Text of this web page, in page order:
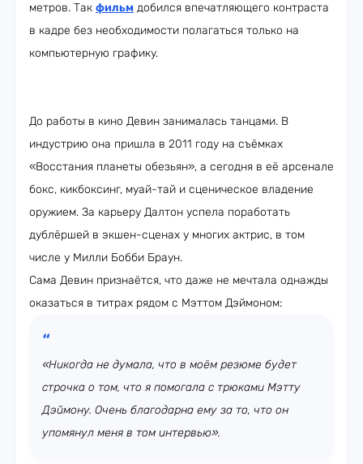
метров. Так фильм добился впечатляющего контраста
в кадре без необходимости полагаться только на
компьютерную графику.
До работы в кино Девин занималась танцами. В
индустрию она пришла в 2011 году на съёмках
«Восстания планеты обезьян», а сегодня в её арсенале
бокс, кикбоксинг, муай-тай и сценическое владение
оружием. За карьеру Далтон успела поработать
дублёршей в экшен-сценах у многих актрис, в том
числе у Милли Бобби Браун.
Сама Девин признаётся, что даже не мечтала однажды
оказаться в титрах рядом с Мэттом Дэймоном:
«Никогда не думала, что в моём резюме будет
строчка о том, что я помогала с трюками Мэтту
Дэймону. Очень благодарна ему за то, что он
упомянул меня в том интервью».